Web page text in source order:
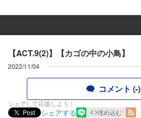
【ACT.9(2)】【カゴの中の小鳥】
2022/11/04
コメント (-)
シェアして応援しよう！
Post
シェアする 埋め込む